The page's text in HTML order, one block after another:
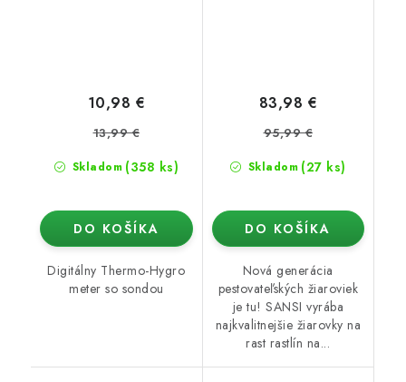
Skladom (358 ks)
10,98 €
13,99 €
DO KOŠÍKA
Digitálny Thermo-Hygro
meter so sondou
Skladom (27 ks)
83,98 €
95,99 €
DO KOŠÍKA
Nová generácia
pestovateľských žiaroviek
je tu! SANSI vyrába
najkvalitnejšie žiarovky na
rast rastlín na...